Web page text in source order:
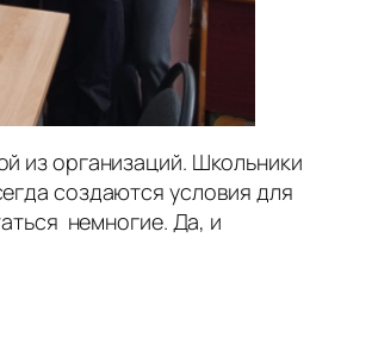
из организаций. Школьники
создаются условия для
немногие. Да, и